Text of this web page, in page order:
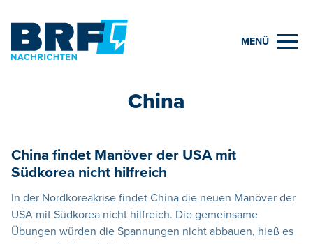
MENÜ
China
China findet Manöver der USA mit
Südkorea nicht hilfreich
In der Nordkoreakrise findet China die neuen Manöver der
USA mit Südkorea nicht hilfreich. Die gemeinsame
Übungen würden die Spannungen nicht abbauen, hieß es